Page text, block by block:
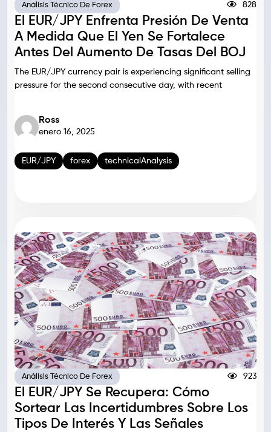
Análisis Técnico De Forex 828
El EUR/JPY Enfrenta Presión De Venta
A Medida Que El Yen Se Fortalece
Antes Del Aumento De Tasas Del BOJ
The EUR/JPY currency pair is experiencing significant selling
pressure for the second consecutive day, with recent
Ross
enero 16, 2025
EUR/JPY forex technicalAnalysis
Análisis Técnico De Forex 923
El EUR/JPY Se Recupera: Cómo
Sortear Las Incertidumbres Sobre Los
Tipos De Interés Y Las Señales